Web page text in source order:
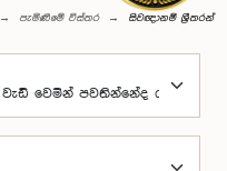
පැමිණීමේ විස්තර සිවඥානම් ශ්‍රීතරන්